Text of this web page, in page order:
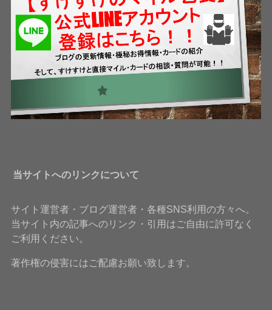
当サイトへのリンクについて
サイト運営者・ブログ運営者・各種SNS利用の方々へ。
当サイト内の記事へのリンク・引用はご自由に許可なく
ご利用ください。
著作権の侵害にはご配慮お願い致します。